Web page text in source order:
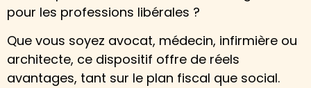
pour les professions libérales ?
Que vous soyez avocat, médecin, infirmière ou
architecte, ce dispositif offre de réels
avantages, tant sur le plan fiscal que social.